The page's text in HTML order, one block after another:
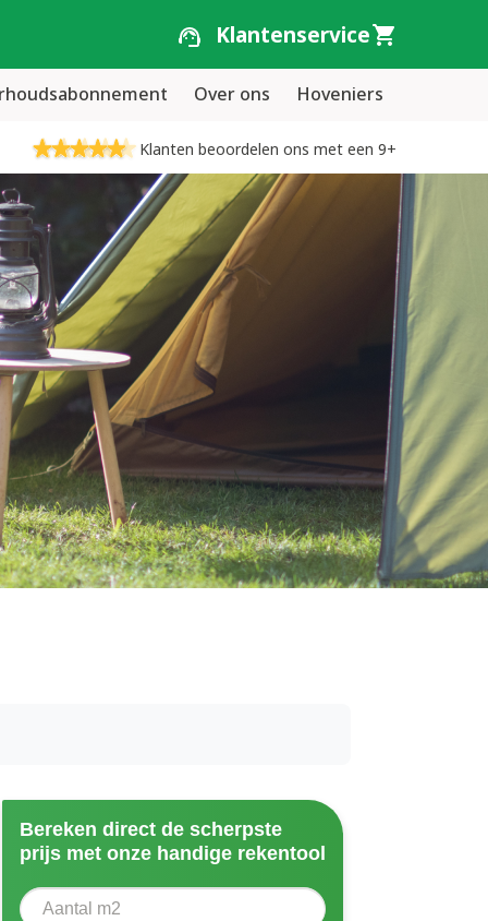
Klantenservice
Over ons Hoveniers
Klanten beoordelen ons met een 9+
Bereken direct de scherpste
prijs met onze handige rekentool
Aantal vierkante meter